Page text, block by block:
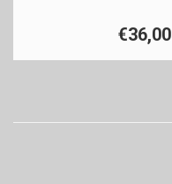
€36,00